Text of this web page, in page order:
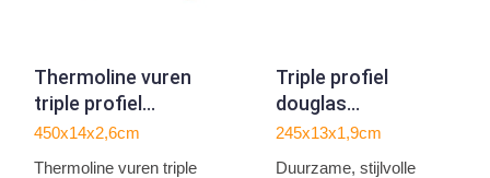
Thermoline vuren
triple profiel
2.6x14.0x450cm
450x14x2,6cm
Thermoline vuren triple
Triple profiel
douglas
1.9x13.0x245cm
245x13x1,9cm
Duurzame, stijlvolle